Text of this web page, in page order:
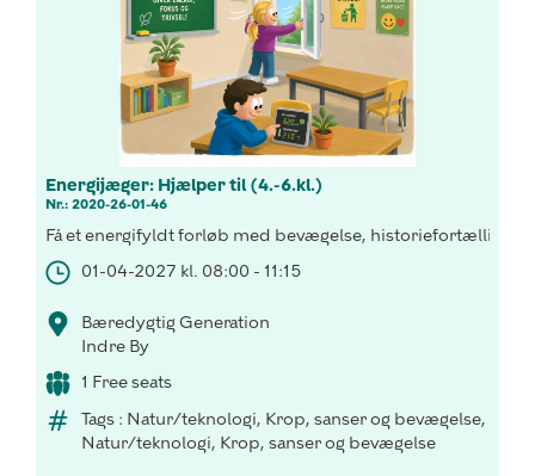
Energijæger: Hjælper til (4.-6.kl.)
Nr.: 2020-26-01-46
Få et energifyldt forløb med bevægelse, historiefortælling
01-04-2027 kl. 08:00 - 11:15
Bæredygtig Generation
Indre By
1 Free seats
Tags : Natur/teknologi, Krop, sanser og bevægelse,
Natur/teknologi, Krop, sanser og bevægelse